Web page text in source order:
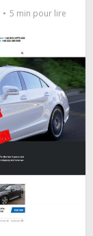
5 min pour lire